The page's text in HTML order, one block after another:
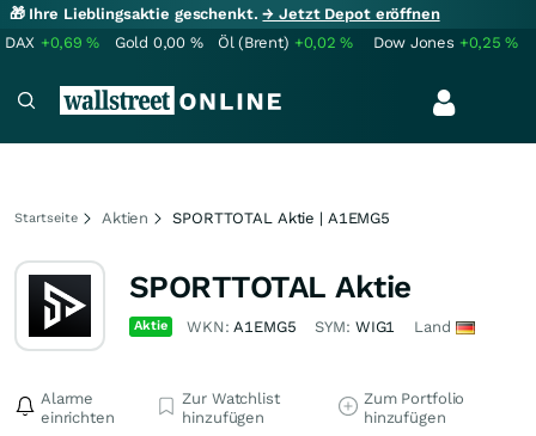
🎁 Ihre Lieblingsaktie geschenkt.→ Jetzt Depot eröffnen
DAX +0,69% Gold 0,00 % Öl (Brent) +0,02% Dow Jones +0,25%
Startseite Aktien SPORTTOTAL Aktie | A1EMG5
SPORTTOTAL Aktie
Aktie WKN:A1EMG5 SYM: WIG1 Land
Alarme
einrichten
Zur Watchlist
hinzufügen
Zum Portfolio
hinzufügen